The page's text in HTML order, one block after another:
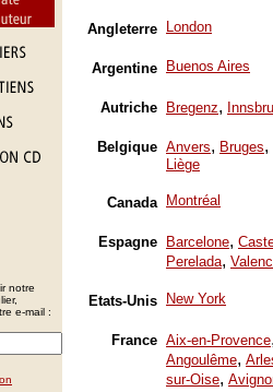
notre
e-mail :
Angleterre London
Argentine Buenos Aires
Autriche Bregenz,
Belgique Anvers, Bruges,
Liège
Canada Montréal
Espagne Barcelone,
Perelada,
Etats-Unis New York
France Aix-en-Provence
Angoulême,
sur-Oise,